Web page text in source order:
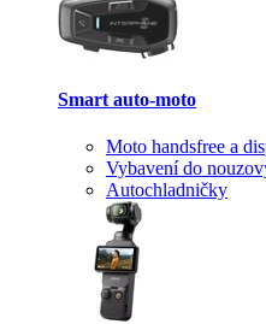
Smart auto-moto
Moto handsfree a
Vybavení do
Autochladničky